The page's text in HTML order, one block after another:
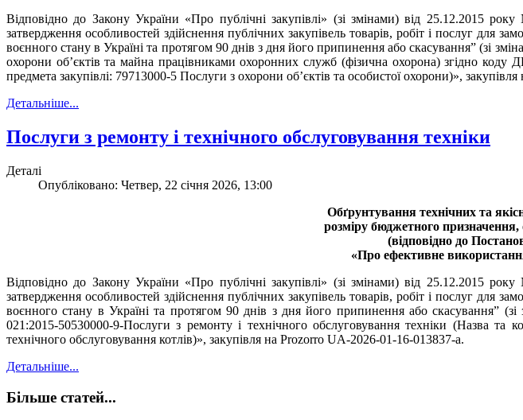
Відповідно до Закону України «Про публічні закупівлі» (зі змінами) від 25.12.2015
затвердження особливостей здійснення публічних закупівель товарів, робіт і послуг для
воєнного стану в Україні та протягом 90 днів з дня його припинення або скасування” (зі
охорони об’єктів та майна працівниками охоронних служб (фізична охорона) згідно
предмета закупівлі: 79713000-5 Послуги з охорони об’єктів та особистої охорони)»,
Детальніше...
Послуги з ремонту і технічного обслуговування техніки
Деталі
Опубліковано: Четвер, 22 січня 2026, 13:00
Обґрунтування технічних та
розміру бюджетного призначення,
(відповідно до
«Про ефективне
Відповідно до Закону України «Про публічні закупівлі» (зі змінами) від 25.12.2015
затвердження особливостей здійснення публічних закупівель товарів, робіт і послуг для
воєнного стану в Україні та протягом 90 днів з дня його припинення або скасування”
021:2015-50530000-9-Послуги з ремонту і технічного обслуговування техніки (Назва та
технічного обслуговування котлів)», закупівля на Prozorro UA-2026-01-16-013837-a.
Детальніше...
Більше статей...